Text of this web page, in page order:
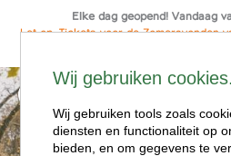
Elke dag geopend! Vandaag
Let op: Tickets voor de Zomeravonden
Ga
naar
de
inhoud
Wij gebruiken cookies.
Wij gebruiken tools zoals
diensten en functionaliteit op
bieden, en om gegevens te